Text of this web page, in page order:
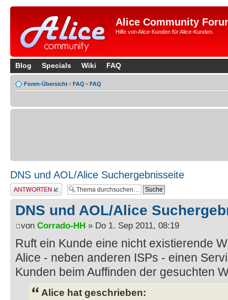
Alice Community
Hilfe von Alice-Kunden für Alice-Kunden.
Blog Specials Wiki FAQ
Foren-Übersicht ‹ FAQ ‹ FAQ
DNS und AOL/Alice Suchergebnisseite
Antwort erstellen
DNS und AOL/Alice
von Corrado-HH » Do 1. Sep 2011, 08:19
Ruft ein Kunde eine nicht existierende
Alice - neben anderen ISPs - einen
Kunden beim Auffinden der gesuchten
Alice hat geschrieben: